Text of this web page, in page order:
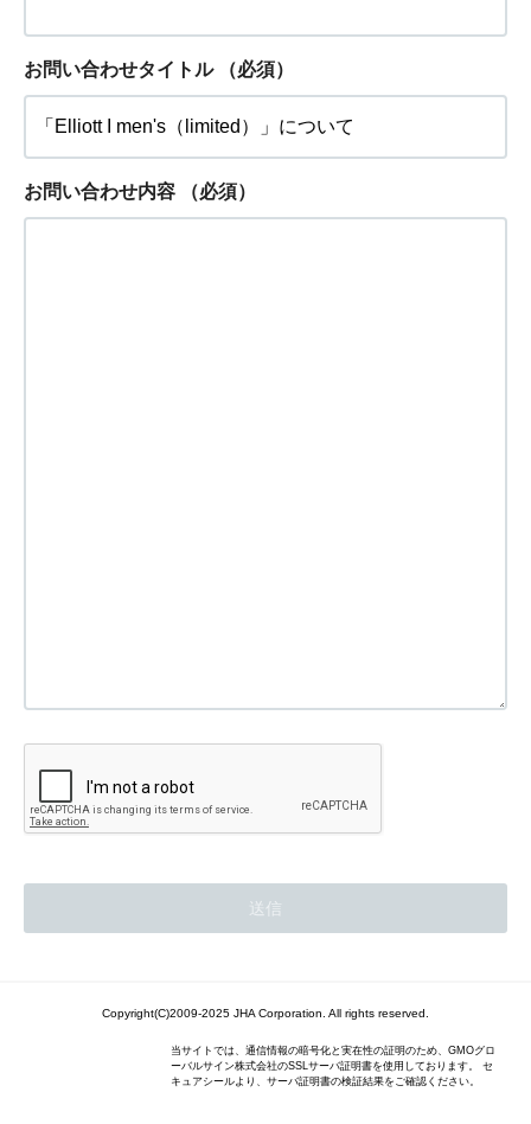
お問い合わせタイトル （必須）
お問い合わせ内容 （必須）
Copyright(C)2009-2025 JHA Corporation. All rights reserved.
当サイトでは、通信情報の暗号化と実在性の証明のため、GMOグロ
ーバルサイン株式会社のSSLサーバ証明書を使用しております。 セ
キュアシールより、サーバ証明書の検証結果をご確認ください。